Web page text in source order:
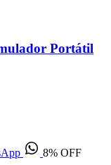
Portátil
8% OFF